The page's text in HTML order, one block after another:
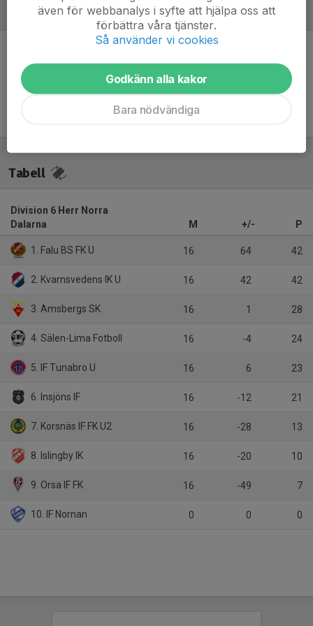
Referat
Inget referat skrivet
Tabell
Division 6 Herr Norra
Dalarna
M +/- P
1. Falu BS FK U 16 64 42
2. Kvarnsvedens IK U 16 42 42
3. Amsbergs SK 16 1 28
4. Sälen-Lima Fotboll 16 -4 24
5. IF Tunabro U 16 6 23
6. Insjöns IF 16 -12 21
7. Korsnäs IF FK U2 16 -28 13
8. Islingby IK 16 -20 10
9. Orsa IF FK 16 -49 7
10. IF Nornan 0 0 0
även för webbanalys i syfte att hjälpa oss att
förbättra våra tjänster.
Så använder vi cookies
Godkänn alla kakor
Bara nödvändiga